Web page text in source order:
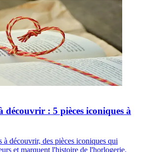
découvrir : 5 pièces iconiques à
à découvrir, des pièces iconiques qui
et marquent l'histoire de l'horlogerie.